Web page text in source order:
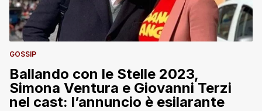
GOSSIP
Ballando con le Stelle 2023,
Simona Ventura e Giovanni Terzi
nel cast: l’annuncio è esilarante